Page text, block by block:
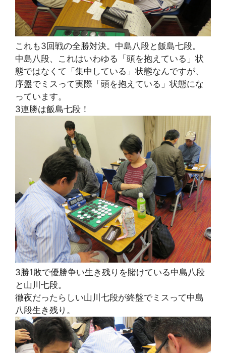
これも3回戦の全勝対決。中島八段と飯島七段。
中島八段、これはいわゆる「頭を抱えている」状
態ではなくて「集中している」状態なんですが、
序盤でミスって実際「頭を抱えている」状態にな
っています。
3連勝は飯島七段！
3勝1敗で優勝争い生き残りを賭けている中島八段
と山川七段。
徹夜だったらしい山川七段が終盤でミスって中島
八段生き残り。